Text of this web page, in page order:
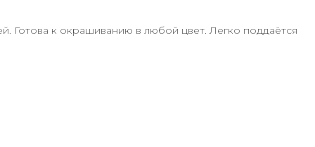
Готова к окрашиванию в любой цвет. Легко поддаётся